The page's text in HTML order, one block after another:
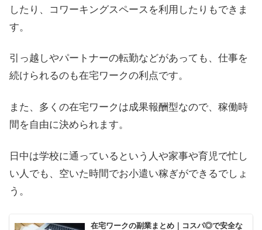
したり、コワーキングスペースを利用したりもできま
す。
引っ越しやパートナーの転勤などがあっても、仕事を
続けられるのも在宅ワークの利点です。
また、多くの在宅ワークは成果報酬型なので、稼働時
間を自由に決められます。
日中は学校に通っているという人や家事や育児で忙し
い人でも、空いた時間でお小遣い稼ぎができるでしょ
う。
在宅ワークの副業まとめ｜コスパ◎で安全な